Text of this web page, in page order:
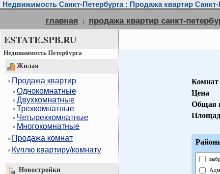
Недвижимость Санкт-Петербурга : Продажа квартир Санкт-
главная | продажа квартир санкт-
ESTATE.SPB.RU
Недвижимость Петербурга
Жилая
Продажа квартир
Однокомнатные
Двухкомнатные
Трехкомнатные
Четырехкомнатные
Многокомнатные
Продажа комнат
Куплю квартиру/комнату
Новостройки
Комнат
Цена
Общая